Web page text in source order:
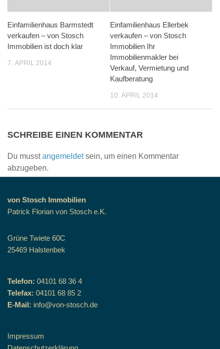
Einfamilienhaus Barmstedt
verkaufen – von Stosch
Immobilien ist doch klar
7. APRIL 2014
Einfamilienhaus Ellerbek
verkaufen – von Stosch
Immobilien Ihr
Immobilienmakler bei
Verkauf, Vermietung und
Kaufberatung
10. APRIL 2014
SCHREIBE EINEN KOMMENTAR
Du musstangemeldetsein, um einen Kommentar
abzugeben.
von Stosch Immobilien
Patrick Florian von Stosch e.K.
Grüne Twiete 60C
25469 Halstenbek
Telefon: 04101 68 36 4
Telefax: 04101 68 85 2
E-Mail: info@von-stosch.de
Impressum